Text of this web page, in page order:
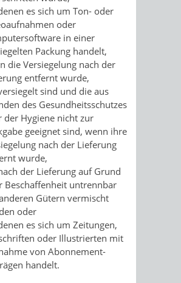
es sich um Ton- oder
oder
in einer
Packung handelt,
die Versiegelung nach der
entfernt wurde,
sind und die aus
des Gesundheitsschutzes
der Hygiene nicht zur
geeignet sind, wenn ihre
nach der Lieferung
wurde,
der Lieferung auf Grund
Beschaffenheit untrennbar
Gütern vermischt
oder
es sich um Zeitungen,
oder Illustrierten mit
von Abonnement-
handelt.